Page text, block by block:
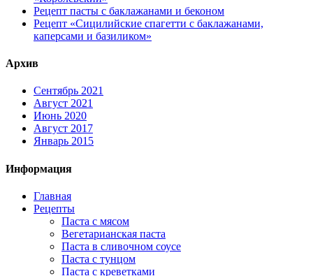
Рецепт пасты с баклажанами и беконом
Рецепт «Сицилийские спагетти с баклажанами,
каперсами и базиликом»
Архив
Сентябрь 2021
Август 2021
Июнь 2020
Август 2017
Январь 2015
Информация
Главная
Рецепты
Паста с мясом
Вегетарианская паста
Паста в сливочном соусе
Паста с тунцом
Паста с креветками